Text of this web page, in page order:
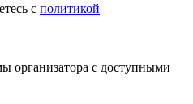
с политикой
организатора с доступными